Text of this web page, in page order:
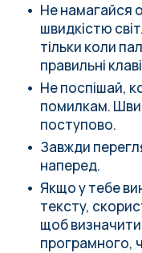
Не намагайся
швидкістю
тільки коли
правильні
Не поспішай,
помилкам.
поступово.
Завжди
наперед.
Якщо у тебе
тексту,
щоб
програмного,